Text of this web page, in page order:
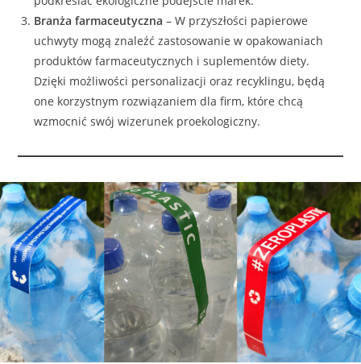
Branża farmaceutyczna – W przyszłości papierowe
uchwyty mogą znaleźć zastosowanie w opakowaniach
produktów farmaceutycznych i suplementów diety.
Dzięki możliwości personalizacji oraz recyklingu, będą
one korzystnym rozwiązaniem dla firm, które chcą
wzmocnić swój wizerunek proekologiczny.